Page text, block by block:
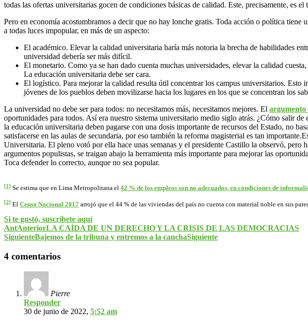
todas las ofertas universitarias gocen de condiciones básicas de calidad. Este, precisamente, es
Pero en economía acostumbramos a decir que no hay lonche gratis. Toda acción o política
a todas luces impopular, en más de un aspecto:
El académico. Elevar la calidad universitaria haría más notoria la brecha de habilidades
universidad debería ser más difícil.
El monetario. Como ya se han dado cuenta muchas universidades, elevar la calidad
La educación universitaria debe ser cara.
El logístico. Para mejorar la calidad resulta útil concentrar los campus universitarios.
jóvenes de los pueblos deben movilizarse hacia los lugares en los que se concentran los
La universidad no debe ser para todos: no necesitamos más, necesitamos mejores. El argumento
oportunidades para todos. Así era nuestro sistema universitario medio siglo atrás. ¿Cómo salir
la educación universitaria deben pagarse con una dosis importante de recursos del Estado, no
satisfacerse en las aulas de secundaria, por eso también la reforma magisterial es tan
Universitaria. El pleno votó por ella hace unas semanas y el presidente Castillo la observó, pero
argumentos populistas, se traigan abajo la herramienta más importante para mejorar las
Toca defender lo correcto, aunque no sea popular.
[1] Se estima que en Lima Metropolitana el 42 % de los empleos son no adecuados, en condiciones de
[2] El Censo Nacional 2017 arrojó que el 44 % de las viviendas del país no cuenta con material noble en sus
Si te gustó, suscríbete aquí
AntAnteriorLA CAÍDA DE UN DERECHO Y LA CRISIS DE LAS DEMOCRACIAS
SiguienteBajemos de la tribuna y entremos a la canchaSiguiente
4 comentarios
Pierre
Responder
30 de junio de 2022, 5:52 am